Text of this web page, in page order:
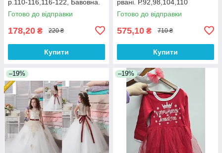
р.110-116,116-122, Бавовна.
Готово до відправки
178,20 ₴ 220 ₴
Купити
рвані. Р.92,98,104,110
Готово до відправки
575,10 ₴ 710 ₴
Купити
–19% –19%